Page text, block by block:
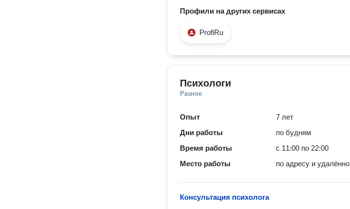
Профили на других сервисах
ProfiRu
Психологи
Разное
Опыт
7 лет
Дни работы
по будням
Время работы
с 11:00 по 22:00
Место работы
по адресу и удалённо
Консультация психолога